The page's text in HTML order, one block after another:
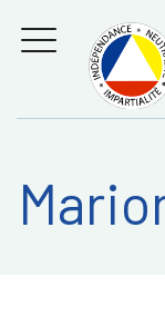
Régler
entre
la
MENU
Recherche